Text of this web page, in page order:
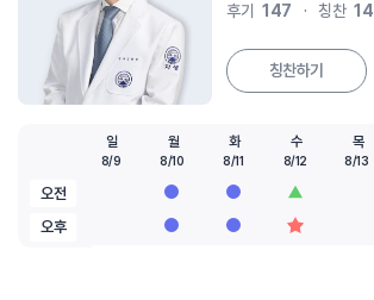
후기 147 칭찬 14
칭찬하기
오전
오후
일
8/9
월
8/10
화
8/11
수
8/12
목
8/13